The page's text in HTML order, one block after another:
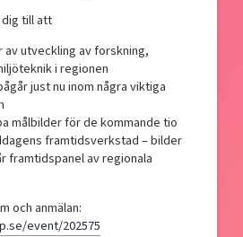
dig till att
av utveckling av forskning,
i regionen
just nu inom några viktiga
målbilder för de kommande tio
framtidsverkstad – bilder
framtidspanel av regionala
och anmälan:
event/202575